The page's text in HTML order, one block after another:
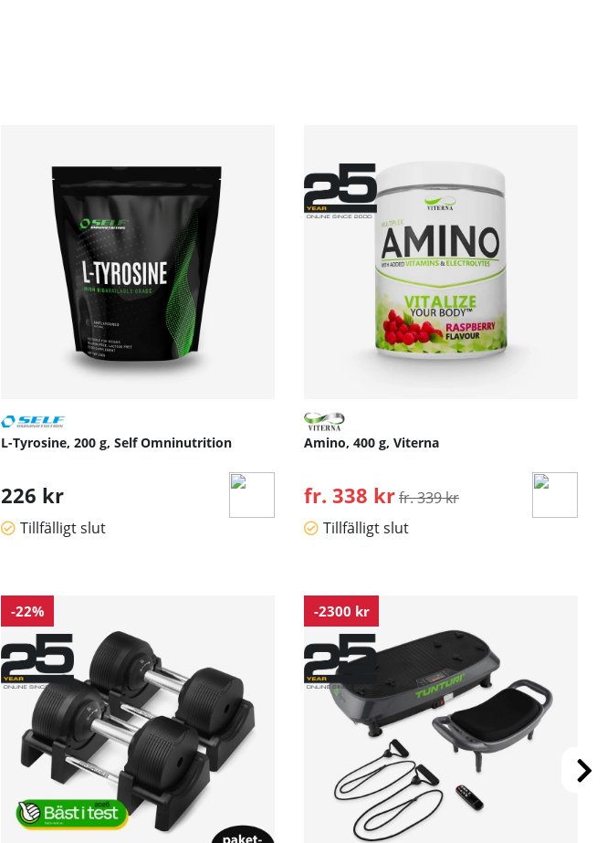
L-Tyrosine, 200 g, Self Omninutrition
226 kr
Tillfälligt slut
Amino, 400 g, Viterna
fr. 338 krOrdinarie pris:
fr. 339 kr
Tillfälligt slut
-22% -2300 kr